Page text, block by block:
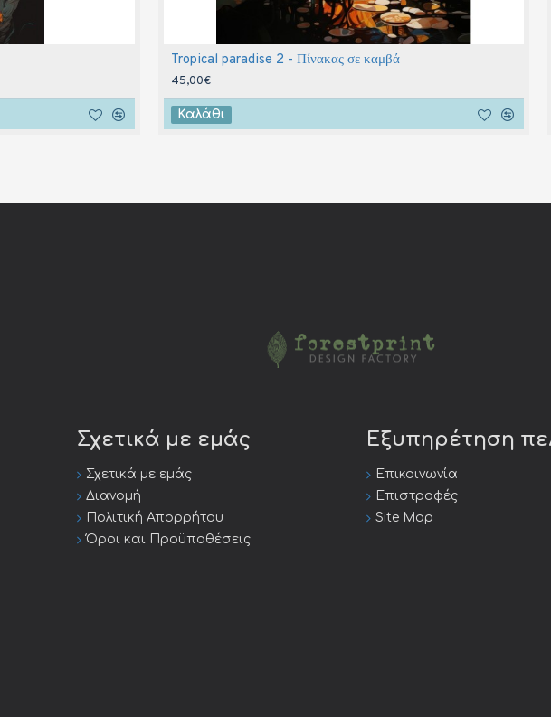
Tropical paradise 2 - Πίνακας σε καμβά
45,00€
Καλάθι
Σχετικά με εμάς
Σχετικά με εμάς
Διανομή
Πολιτική Απορρήτου
Όροι και Προϋποθέσεις
Εξυπηρέτηση
Επικοινωνία
Επιστροφές
Site Map